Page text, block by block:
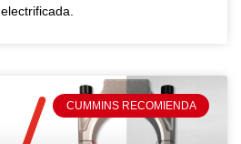
electrificada.
CUMMINS RECOMIENDA